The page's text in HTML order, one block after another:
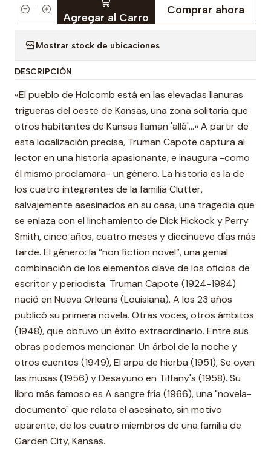
Cantidad Agregar al Carro
Comprar ahora
Mostrar stock de ubicaciones
DESCRIPCIÓN
«El pueblo de Holcomb está en las elevadas llanuras
trigueras del oeste de Kansas, una zona solitaria que
otros habitantes de Kansas llaman 'allá'...» A partir de
esta localización precisa, Truman Capote captura al
lector en una historia apasionante, e inaugura -como
él mismo proclamara- un género. La historia es la de
los cuatro integrantes de la familia Clutter,
salvajemente asesinados en su casa, una tragedia que
se enlaza con el linchamiento de Dick Hickock y Perry
Smith, cinco años, cuatro meses y diecinueve días más
tarde. El género: la “non fiction novel”, una genial
combinación de los elementos clave de los oficios de
escritor y periodista. Truman Capote (1924-1984)
nació en Nueva Orleans (Louisiana). A los 23 años
publicó su primera novela. Otras voces, otros ámbitos
(1948), que obtuvo un éxito extraordinario. Entre sus
obras podemos mencionar: Un árbol de la noche y
otros cuentos (1949), El arpa de hierba (1951), Se oyen
las musas (1956) y Desayuno en Tiffany's (1958). Su
libro más famoso es A sangre fría (1966), una "novela-
documento" que relata el asesinato, sin motivo
aparente, de los cuatro miembros de una familia de
Garden City, Kansas.